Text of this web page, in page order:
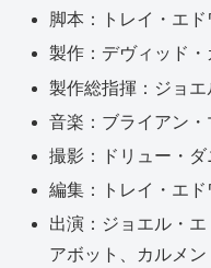
脚本：トレイ・エ
製作：デヴィッド
製作総指揮：ジョ
音楽：ブライアン・
撮影：ドリュー・
編集：トレイ・エ
出演：ジョエル・
アボット、カルメ